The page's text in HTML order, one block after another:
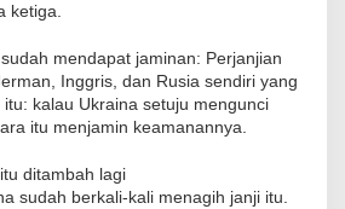
ketiga.
mendapat jaminan: Perjanjian
Inggris, dan Rusia sendiri yang
kalau Ukraina setuju mengunci
itu menjamin keamanannya.
ditambah lagi
sudah berkali-kali menagih janji itu.